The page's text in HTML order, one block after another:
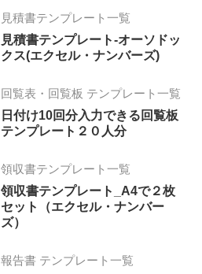
見積書テンプレート一覧
見積書テンプレート-オーソドッ
クス(エクセル・ナンバーズ)
回覧表・回覧板 テンプレート一覧
日付け10回分入力できる回覧板
テンプレート２０人分
領収書テンプレート一覧
領収書テンプレート_A4で２枚
セット（エクセル・ナンバー
ズ）
報告書 テンプレート一覧